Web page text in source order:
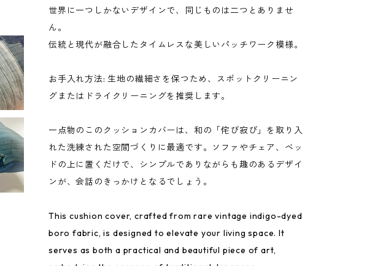
世界に一つしかないデザインで、同じものは二つとありませ
ん。
伝統と現代が融合したタイムレスな美しいパッチワーク模様。
お手入れ方法: 生地の繊細さを保つため、スポットクリーニン
グまたはドライクリーニングを推奨します。
一点物のこのクッションカバーは、和の「侘び寂び」を取り入
れた洗練された空間づくりに最適です。ソファやチェア、ベッ
ドの上に置くだけで、シンプルでありながらも趣のあるデザイ
ンが、会話のきっかけとなるでしょう。
This cushion cover, crafted from rare vintage indigo-dyed
boro fabric, is designed to elevate your living space. It
serves as both a practical and beautiful piece of art,